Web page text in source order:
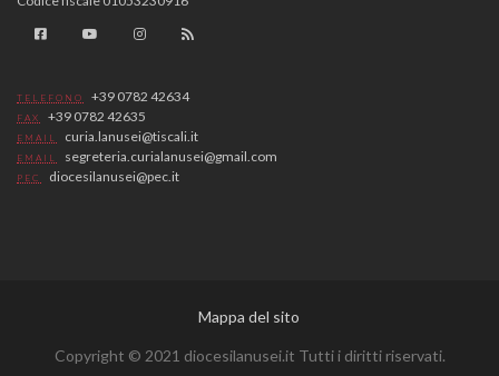
TELEFONO +39 0782 42634
FAX +39 0782 42635
EMAIL curia.lanusei@tiscali.it
EMAIL segreteria.curialanusei@gmail.com
PEC diocesilanusei@pec.it
Mappa del sito
Copyright © 2021 diocesilanusei.it Tutti i diritti riservati.